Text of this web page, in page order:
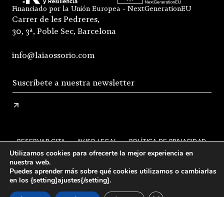
Financiado por la Unión Europea - NextGenerationEU
Carrer de les Pedreres,
30, 3ª, Poble Sec, Barcelona
info@laiaossorio.com
RESERVAR CITA AVISO LEGAL
POLÍTICA DE PRIVACIDAD
ENVÍO Y DEVOLUCIONES
CONDICIONES GENERALES DE VENTA
FAQS
Utilizamos cookies para ofrecerte la mejor experiencia en
nuestra web.
Puedes aprender más sobre qué cookies utilizamos o cambiarlas
en los {setting]ajustes{/setting].